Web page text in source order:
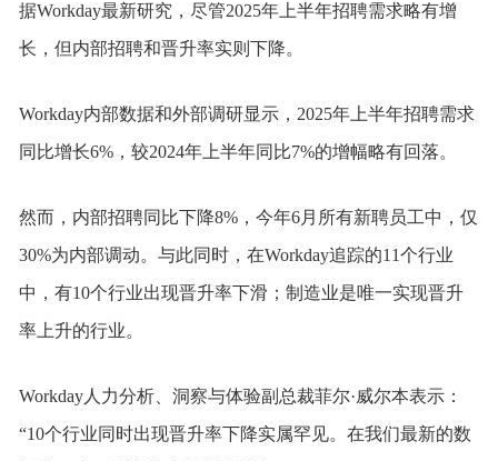
据Workday最新研究，尽管2025年上半年招聘需求略有增
长，但内部招聘和晋升率实则下降。
Workday内部数据和外部调研显示，2025年上半年招聘需求
同比增长6%，较2024年上半年同比7%的增幅略有回落。
然而，内部招聘同比下降8%，今年6月所有新聘员工中，仅
30%为内部调动。与此同时，在Workday追踪的11个行业
中，有10个行业出现晋升率下滑；制造业是唯一实现晋升
率上升的行业。
Workday人力分析、洞察与体验副总裁菲尔·威尔本表示：
“10个行业同时出现晋升率下降实属罕见。在我们最新的数